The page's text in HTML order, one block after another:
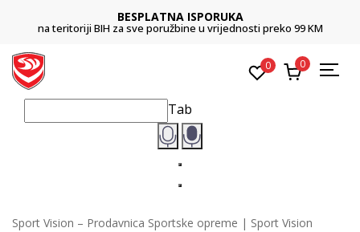
BESPLATNA ISPORUKA
na teritoriji BIH za sve poružbine u vrijednosti preko 99 KM
0 0
Tab
Sport Vision – Prodavnica Sportske opreme | Sport Vision